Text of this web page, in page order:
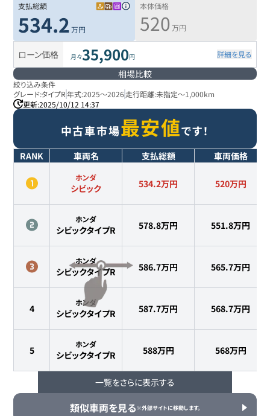
支払総額
534.2 万円
本体価格
520 万円
ローン価格 月々35,900円 詳細を見る
相場比較
絞り込み条件
グレード:タイプR 年式:2025～2026 走行距離:未指定～1,000km
更新:2025/10/12 14:37
中古車市場最安値です！
RANK 車両名 支払総額 車両価格
ホンダ
シビック 534.2万円 520万円
ホンダ
シビックタイプR 578.8万円 551.8万円
ホンダ
シビックタイプR 586.7万円 565.7万円
4
ホンダ
シビックタイプR 587.7万円 568.7万円
5
ホンダ
シビックタイプR 588万円 568万円
6
ホンダ
シビックタイプR 590万円 575万円
一覧をさらに表示する
類似車両を見る※外部サイトに移動します。